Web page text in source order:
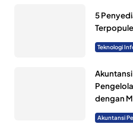
5
Teknologi
dengan
Akuntansi